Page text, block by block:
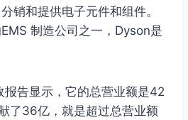
销和提供电子元件和组件。
制造公司之一，Dyson是
告显示，它的总营业额是42
了36亿，就是超过总营业额